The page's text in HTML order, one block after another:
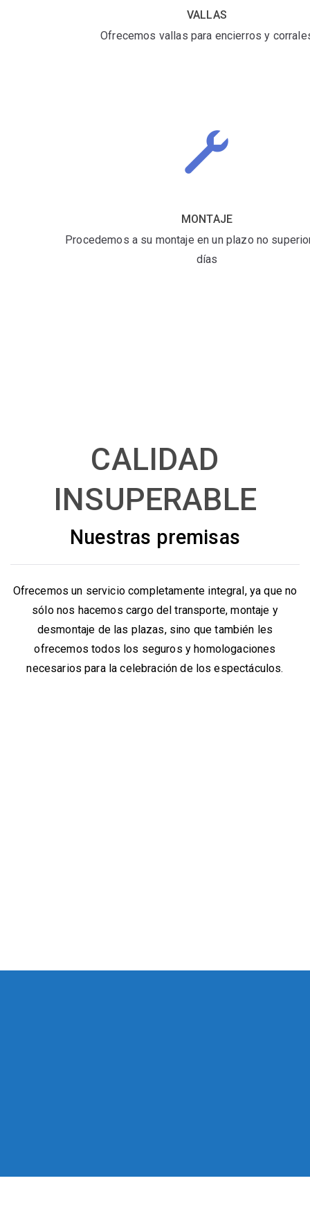
VALLAS
Ofrecemos vallas para encierros y
MONTAJE
Procedemos a su montaje en un plazo no
días
CALIDAD
INSUPERABLE
Nuestras premisas
Ofrecemos un servicio completamente integral, ya que no
sólo nos hacemos cargo del transporte, montaje y
desmontaje de las plazas, sino que también les
ofrecemos todos los seguros y homologaciones
necesarios para la celebración de los espectáculos.